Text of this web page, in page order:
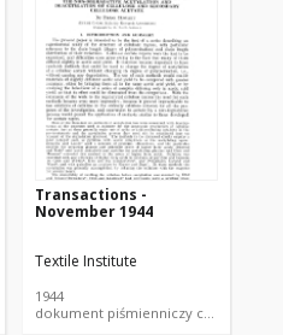
czasopismo
Transactions -
November 1944
Textile Institute
1944
dokument piśmienniczy czasopismo